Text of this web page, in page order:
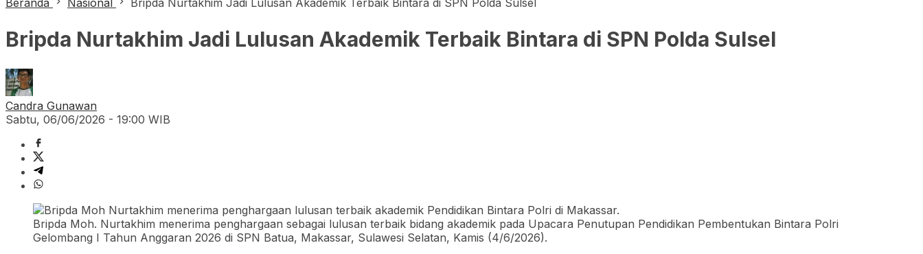
Beranda
Nasional Bripda Nurtakhim Jadi Lulusan Akademik Terbaik Bintara di SPN Polda Sulsel
Bripda Nurtakhim Jadi Lulusan Akademik Terbaik Bintara di SPN Polda Sulsel
Candra Gunawan
Sabtu, 06/06/2026 - 19:00 WIB
Bripda Moh. Nurtakhim menerima penghargaan sebagai lulusan terbaik bidang akademik pada Upacara Penutupan Pendidikan Pembentukan Bintara Polri
Gelombang I Tahun Anggaran 2026 di SPN Batua, Makassar, Sulawesi Selatan, Kamis (4/6/2026).